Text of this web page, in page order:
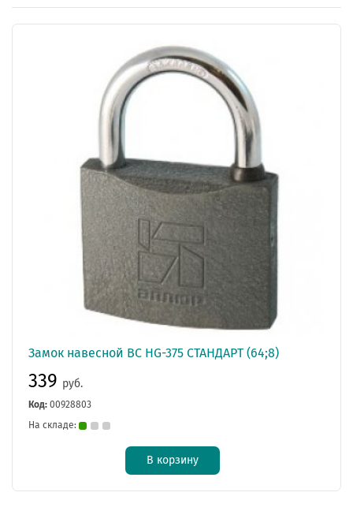
Замок навесной ВС НG-375 СТАНДАРТ (64;8)
339 руб.
Код: 00928803
На складе:
В корзину